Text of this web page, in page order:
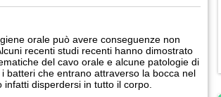
orale può avere conseguenze non
recenti studi recenti hanno dimostrato
del cavo orale e alcune patologie di
batteri che entrano attraverso la bocca nel
disperdersi in tutto il corpo.